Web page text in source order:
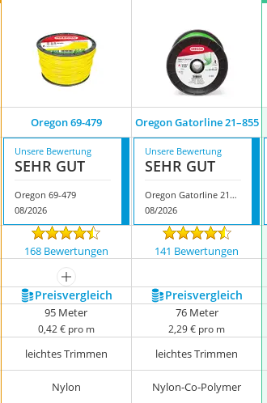
Oregon 69-479 Oregon Gatorline 21–855
Unsere Bewertung
SEHR GUT
Oregon 69-479
08/2026
Unsere Bewertung
SEHR GUT
Oregon Gatorline 21–855
08/2026
168 Bewertungen 141 Bewertungen
mehr anzeigen
Preis­vergleich Preis­vergleich
95 Meter
0,42 € pro m
76 Meter
2,29 € pro m
leichtes Trimmen leichtes Trimmen
Nylon Nylon-Co-Polymer